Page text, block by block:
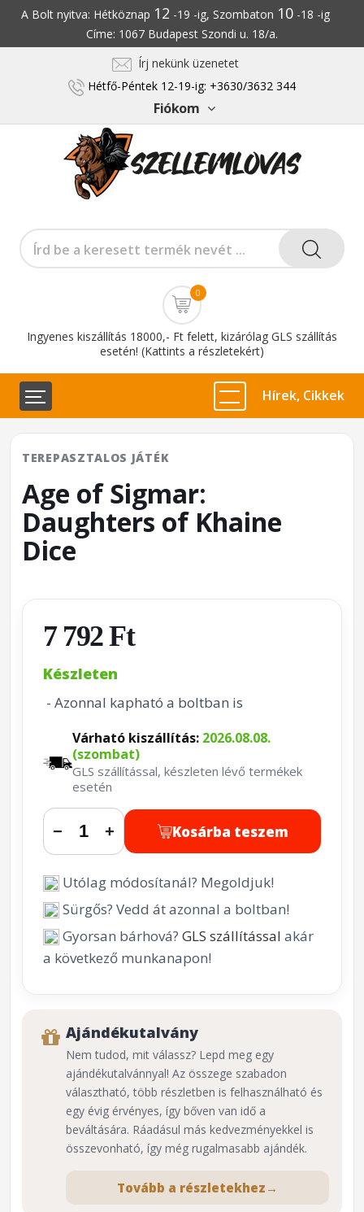
A Bolt nyitva: Hétköznap 12 -19 -ig, Szombaton 10-18 -ig
Címe: 1067 Budapest Szondi u. 18/a.
Írj nekünk üzenetet
Hétfő-Péntek 12-19-ig: +3630/3632 344
Fiókom
0
Ingyenes kiszállítás 18000,- Ft felett, kizárólag GLS szállítás
esetén! (Kattints a részletekért)
Hírek, Cikkek
TEREPASZTALOS JÁTÉK
Age of Sigmar:
Daughters of Khaine
Dice
7 792 Ft
Készleten
- Azonnal kapható a boltban is
Várható kiszállítás: 2026.08.08.
(szombat)
GLS szállítással, készleten lévő termékek
esetén
− + Kosárba teszem
Utólag módosítanál? Megoldjuk!
Sürgős? Vedd át azonnal a boltban!
Gyorsan bárhová? GLS szállítással akár
a következő munkanapon!
Ajándékutalvány
Nem tudod, mit válassz? Lepd meg egy
ajándékutalvánnyal! Az összege szabadon
választható, több részletben is felhasználható és
egy évig érvényes, így bőven van idő a
beváltására. Ráadásul más kedvezményekkel is
összevonható, így még rugalmasabb ajándék.
Tovább a részletekhez →